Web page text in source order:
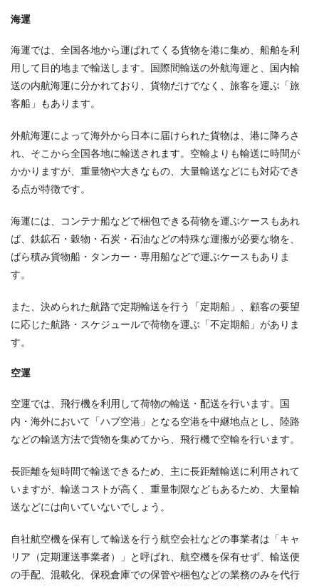
海運
海運では、全国各地から運ばれてくる貨物を港に集め、船舶を利
用して目的地まで輸送します。国際間輸送の外航海運と、国内輸
送の内航海運に分かれており、貨物だけでなく、旅客を運ぶ「旅
客船」もあります。
外航海運によって海外から日本に届けられた貨物は、港に降ろさ
れ、そこから全国各地に輸送されます。空輸よりも輸送に時間が
かかりますが、重量物や大きなもの、大量輸送などにも対応でき
る点が特徴です。
海運には、コンテナ船などで梱包できる荷物を運ぶケースもあれ
ば、鉄鉱石・穀物・石炭・石油などの特殊な運搬が必要な物を、
ばら積み貨物船・タンカー・専用船などで運ぶケースもありま
す。
また、決められた航路で定期輸送を行う「定期船」、顧客の要望
に応じた航路・スケジュールで荷物を運ぶ「不定期船」がありま
す。
空運
空運では、飛行機を利用して荷物の輸送・配送を行います。国
内・海外において「ハブ空港」となる空港を中継地点とし、陸路
などの輸送方法で貨物を集めてから、飛行機で空輸を行います。
長距離を短時間で輸送できるため、主に長距離輸送に利用されて
いますが、輸送コストが高く、重量制限などもあるため、大量輸
送などには向いていないでしょう。
自社航空機を保有して輸送を行う航空会社などの事業者は「キャ
リア（定期運送事業者）」と呼ばれ、航空機を保有せず、輸送便
の手配、混載化、保税倉庫での保管や梱包などの業務のみを代行